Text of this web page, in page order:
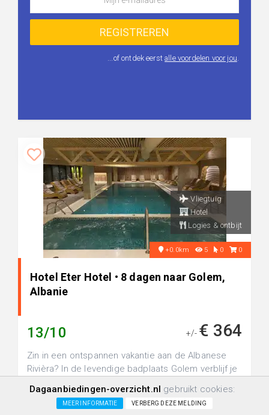
...of ontdek eerstalle voordelen voor jou.
Vliegtuig
Hotel
Logies & ontbijt
+0.0km 5 0 0
Hotel Eter Hotel • 8 dagen naar Golem,
Albanie
13/10 +/- € 364
Zin in een ontspannen vakantie aan de Albanese
Rivièra? In de levendige badplaats Golem verblijf je
Dagaanbiedingen-overzicht.nl gebruikt cookies:
MEER INFORMATIE VERBERG DEZE MELDING